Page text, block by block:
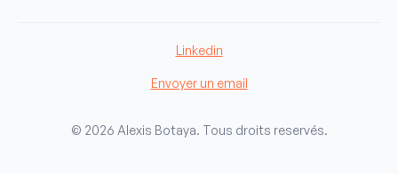
© 2026 Alexis Botaya. Tous droits reservés.
Linkedin
Envoyer un email